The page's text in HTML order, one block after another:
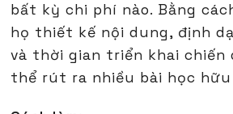
bất kỳ chi phí nào. Bằng
họ thiết kế nội dung, định
và thời gian triển khai chiến
thể rút ra nhiều bài học hữu